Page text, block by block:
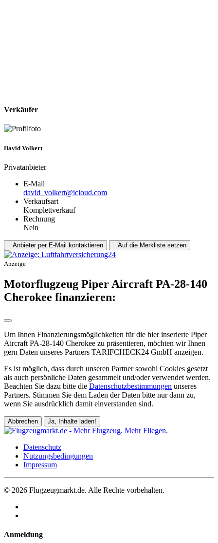
Verkäufer
David Volkert
Privatanbieter
E-Mail
moc.duolci@treklov_divad
Verkaufsart
Komplettverkauf
Rechnung
Nein
Anbieter per E-Mail kontaktieren Auf die Merkliste setzen
Anzeige
Motorflugzeug Piper Aircraft PA-28-140
Cherokee finanzieren:
Um Ihnen Finanzierungsmöglichkeiten für die hier inserierte Piper
Aircraft PA-28-140 Cherokee zu präsentieren, möchten wir Ihnen
gern Daten unseres Partners TARIFCHECK24 GmbH anzeigen.
Es ist möglich, dass durch unseren Partner sowohl Cookies gesetzt
als auch persönliche Daten gesammelt und/oder verwendet werden.
Beachten Sie dazu bitte die Datenschutzbestimmungen unseres
Partners. Stimmen Sie dem Laden der Daten bitte nur dann zu,
wenn Sie ausdrücklich damit einverstanden sind.
Abbrechen Ja, Inhalte laden!
Datenschutz
Nutzungsbedingungen
Impressum
© 2026 Flugzeugmarkt.de. Alle Rechte vorbehalten.
Anmeldung